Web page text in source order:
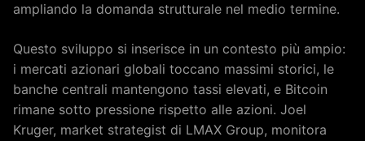
ampliando la domanda strutturale nel medio termine.
Questo sviluppo si inserisce in un contesto più ampio:
i mercati azionari globali toccano massimi storici, le
banche centrali mantengono tassi elevati, e Bitcoin
rimane sotto pressione rispetto alle azioni. Joel
Kruger, market strategist di LMAX Group, monitora